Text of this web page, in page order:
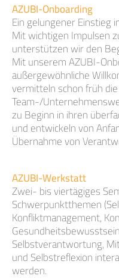
AZUBI-Onboarding
Ein gelungener Einstieg
Mit wichtigen Impulsen
unterstützen wir den
Mit unserem AZUBI-
außergewöhnliche
vermitteln schon früh
Team-/
zu Beginn in ihren
und entwickeln von
Übernahme von
AZUBI-Werkstatt
Zwei- bis viertägiges
Schwerpunktthemen
Konfliktmanagement,
Selbstverantwortung,
und Selbstreflexion
werden.